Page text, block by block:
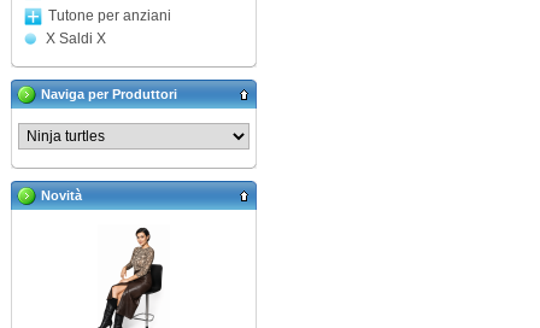
Tutone per anziani
X Saldi X
Naviga per Produttori
Novità